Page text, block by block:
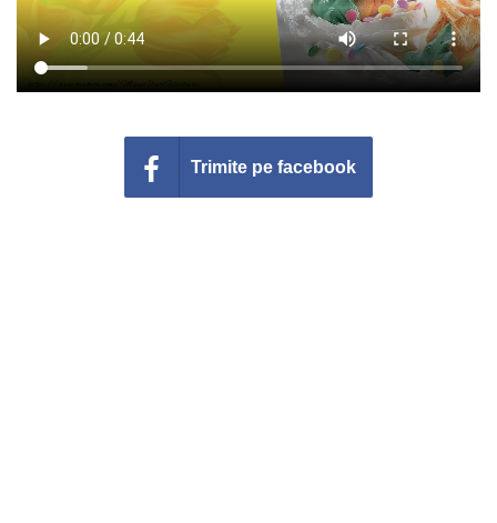
Felicitari muzicale personalizate
Felicitari animate
Trimite pe facebook